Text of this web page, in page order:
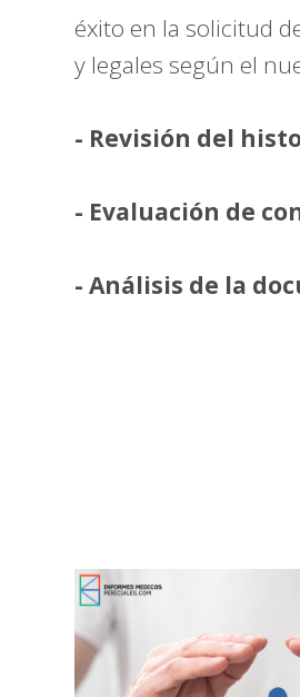
éxito en la solicitud
y legales según el
- Revisión del
- Evaluación de
- Análisis de la